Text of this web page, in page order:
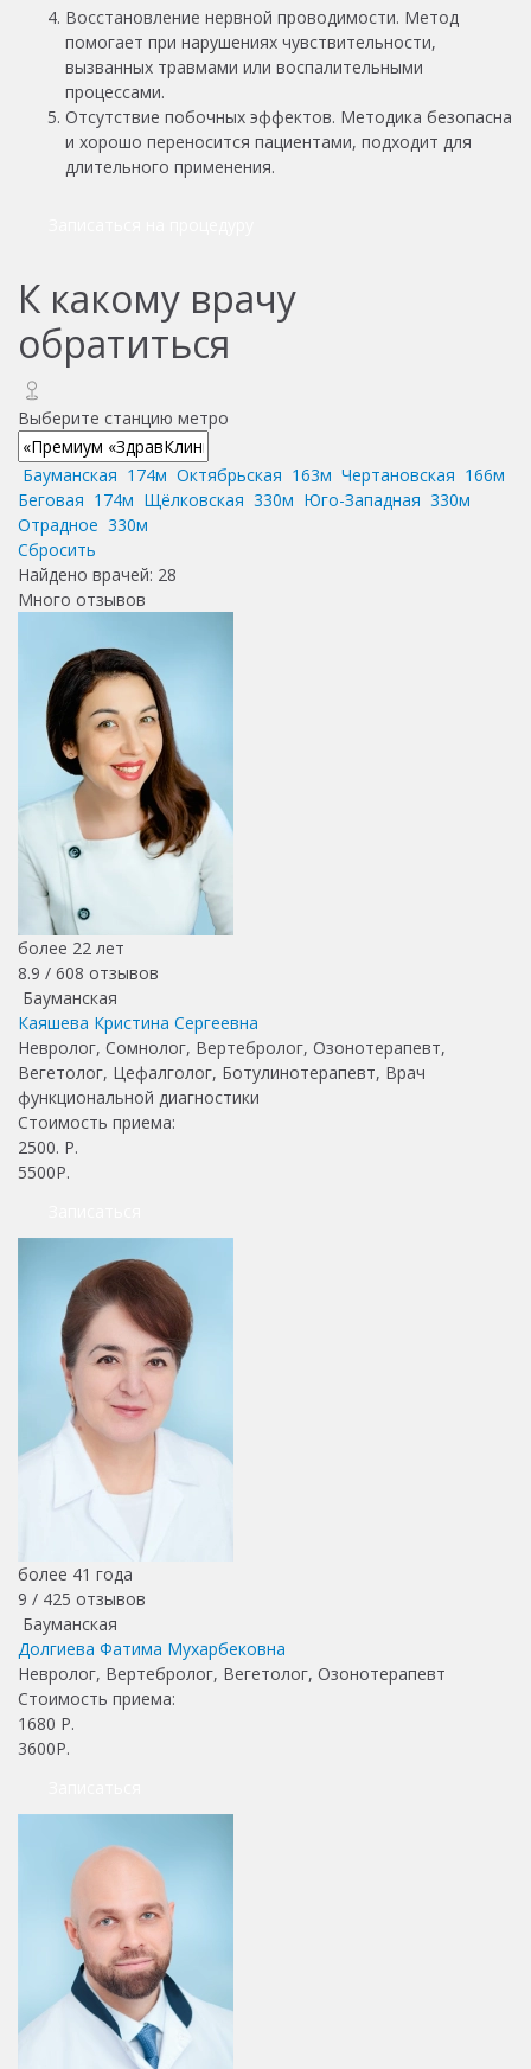
Восстановление нервной проводимости. Метод
помогает при нарушениях чувствительности,
вызванных травмами или воспалительными
процессами.
Отсутствие побочных эффектов. Методика безопасна
и хорошо переносится пациентами, подходит для
длительного применения.
К какому врачу
обратиться
Выберите станцию метро
Бауманская 174м Октябрьская 163м Чертановская 166м
Беговая 174м Щёлковская 330м Юго-Западная 330м
Отрадное 330м
Сбросить
Найдено врачей: 28
Много отзывов
более 22 лет
8.9 / 608 отзывов
Бауманская
Каяшева Кристина Сергеевна
Невролог, Сомнолог, Вертебролог, Озонотерапевт,
Вегетолог, Цефалголог, Ботулинотерапевт, Врач
функциональной диагностики
Стоимость приема:
2500. Р.
5500Р.
более 41 года
9 / 425 отзывов
Бауманская
Долгиева Фатима Мухарбековна
Невролог, Вертебролог, Вегетолог, Озонотерапевт
Стоимость приема:
1680 Р.
3600Р.